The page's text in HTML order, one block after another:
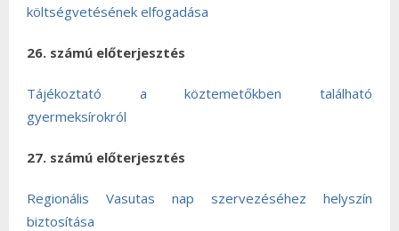
költségvetésének elfogadása
26. számú előterjesztés
Tájékoztató a köztemetőkben található
gyermeksírokról
27. számú előterjesztés
Regionális Vasutas nap szervezéséhez helyszín
biztosítása